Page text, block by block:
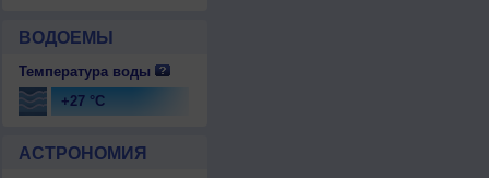
ВОДОЕМЫ
Температура воды
+27 °C
АСТРОНОМИЯ